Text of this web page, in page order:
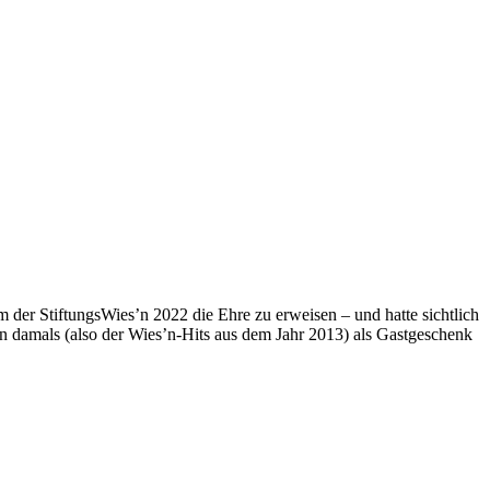
StiftungsWies’n 2022 die Ehre zu erweisen – und hatte sichtlich
(also der Wies’n-Hits aus dem Jahr 2013) als Gastgeschenk